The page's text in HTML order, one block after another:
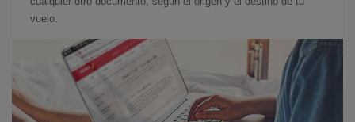
vuelo.